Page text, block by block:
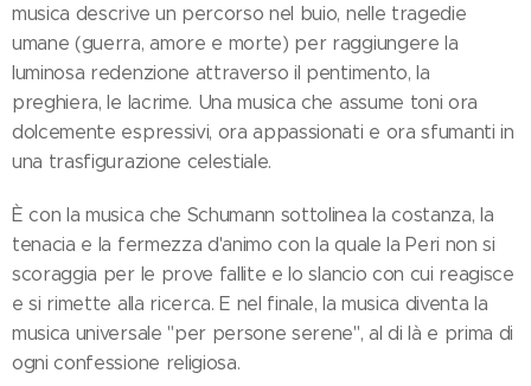
musica descrive un percorso nel buio, nelle tragedie
umane (guerra, amore e morte) per raggiungere la
luminosa redenzione attraverso il pentimento, la
preghiera, le lacrime. Una musica che assume toni ora
dolcemente espressivi, ora appassionati e ora sfumanti in
una trasfigurazione celestiale.
È con la musica che Schumann sottolinea la costanza, la
tenacia e la fermezza d'animo con la quale la Peri non si
scoraggia per le prove fallite e lo slancio con cui reagisce
e si rimette alla ricerca. E nel finale, la musica diventa la
musica universale "per persone serene", al di là e prima di
ogni confessione religiosa.